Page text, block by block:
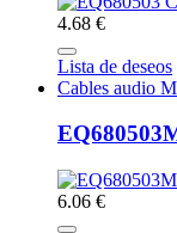
4.68 €
Lista de deseos
Cables audio
6.06 €